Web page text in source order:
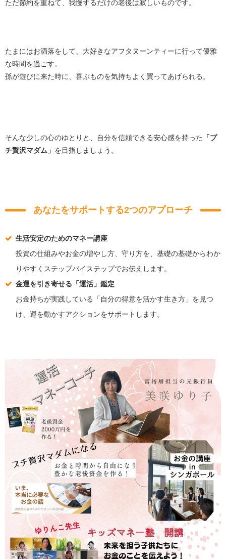
ただ節約を重ねて、我慢するだけの老後は寂しいものです。
たまにはお洒落をして、大好きなアフタヌーンティーに行って優雅
な時間を過ごす。
孫が遊びに来た時に、喜ぶものを気持ちよく買ってあげられる。
そんな少しの心のゆとりと、自分を信頼できる安心感を持った
「プ
チ贅沢マダム」 を目指しましょう。
あなたをサポートする2つのアプローチ
生活安定のためのマネー講座
投資の仕組みやお金の増やし方、守り方を、基礎の基礎からわか
りやすくステップバイステップでお伝えします。
金運を引き寄せる「運活」鑑定
お金持ちが実践している「自分の得意を活かす生き方」を見つ
け、運を動かすアクションをサポートします。